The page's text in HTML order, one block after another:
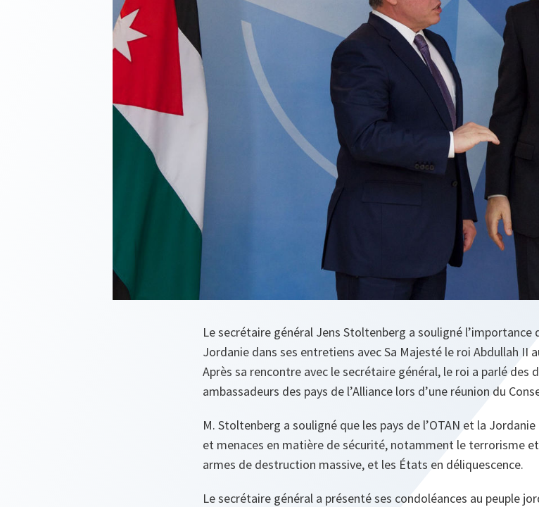
Le secrétaire général Jens Stoltenberg a souligné l’importance
Jordanie dans ses entretiens avec Sa Majesté le roi Abdullah II
Après sa rencontre avec le secrétaire général, le roi a parlé des
ambassadeurs des pays de l’Alliance lors d’une réunion du
M. Stoltenberg a souligné que les pays de l’OTAN et la
et menaces en matière de sécurité, notamment le terrorisme
armes de destruction massive, et les États en déliquescence.
Le secrétaire général a présenté ses condoléances au peuple